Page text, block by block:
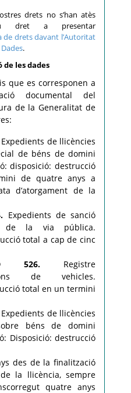
drets no s’han atès
dret a presentar
de drets davant l’Autoritat
.
les dades
que es corresponen a
documental del
de la Generalitat de
de llicències
de béns de domini
disposició: destrucció
de quatre anys a
d’atorgament de la
Expedients de sanció
de la via pública.
total a cap de cinc
526. Registre
de vehicles.
total en un termini
de llicències
béns de domini
Disposició: destrucció
des de la finalització
la llicència, sempre
quatre anys